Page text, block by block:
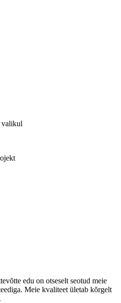
valikul
edu on otseselt seotud meie
Meie kvaliteet ületab kõrgelt